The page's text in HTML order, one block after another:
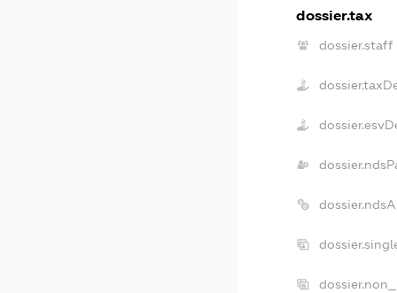
dossier.tax
dossier.staff